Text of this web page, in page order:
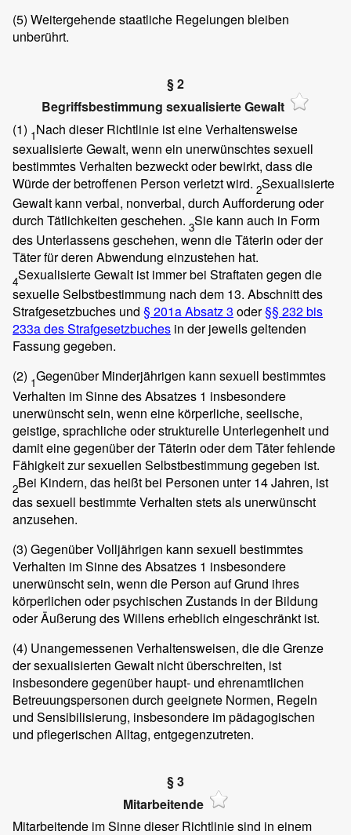
(5) Weitergehende staatliche Regelungen bleiben
unberührt.
§ 2
Begriffsbestimmung sexualisierte Gewalt
(1) 1Nach dieser Richtlinie ist eine Verhaltensweise
sexualisierte Gewalt, wenn ein unerwünschtes sexuell
bestimmtes Verhalten bezweckt oder bewirkt, dass die
Würde der betroffenen Person verletzt wird. 2Sexualisierte
Gewalt kann verbal, nonverbal, durch Aufforderung oder
durch Tätlichkeiten geschehen. 3Sie kann auch in Form
des Unterlassens geschehen, wenn die Täterin oder der
Täter für deren Abwendung einzustehen hat.
4Sexualisierte Gewalt ist immer bei Straftaten gegen die
sexuelle Selbstbestimmung nach dem 13. Abschnitt des
Strafgesetzbuches und § 201a Absatz 3 oder§§ 232 bis
233a des Strafgesetzbuches in der jeweils geltenden
Fassung gegeben.
(2) 1Gegenüber Minderjährigen kann sexuell bestimmtes
Verhalten im Sinne des Absatzes 1 insbesondere
unerwünscht sein, wenn eine körperliche, seelische,
geistige, sprachliche oder strukturelle Unterlegenheit und
damit eine gegenüber der Täterin oder dem Täter fehlende
Fähigkeit zur sexuellen Selbstbestimmung gegeben ist.
2Bei Kindern, das heißt bei Personen unter 14 Jahren, ist
das sexuell bestimmte Verhalten stets als unerwünscht
anzusehen.
(3) Gegenüber Volljährigen kann sexuell bestimmtes
Verhalten im Sinne des Absatzes 1 insbesondere
unerwünscht sein, wenn die Person auf Grund ihres
körperlichen oder psychischen Zustands in der Bildung
oder Äußerung des Willens erheblich eingeschränkt ist.
(4) Unangemessenen Verhaltensweisen, die die Grenze
der sexualisierten Gewalt nicht überschreiten, ist
insbesondere gegenüber haupt- und ehrenamtlichen
Betreuungspersonen durch geeignete Normen, Regeln
und Sensibilisierung, insbesondere im pädagogischen
und pflegerischen Alltag, entgegenzutreten.
§ 3
Mitarbeitende
Mitarbeitende im Sinne dieser Richtlinie sind in einem